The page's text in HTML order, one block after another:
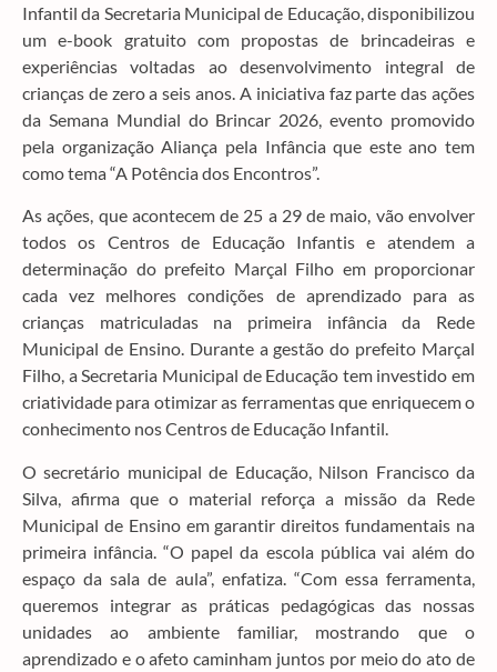
Infantil da Secretaria Municipal de Educação, disponibilizou
um e-book gratuito com propostas de brincadeiras e
experiências voltadas ao desenvolvimento integral de
crianças de zero a seis anos. A iniciativa faz parte das ações
da Semana Mundial do Brincar 2026, evento promovido
pela organização Aliança pela Infância que este ano tem
como tema “A Potência dos Encontros”.
As ações, que acontecem de 25 a 29 de maio, vão envolver
todos os Centros de Educação Infantis e atendem a
determinação do prefeito Marçal Filho em proporcionar
cada vez melhores condições de aprendizado para as
crianças matriculadas na primeira infância da Rede
Municipal de Ensino. Durante a gestão do prefeito Marçal
Filho, a Secretaria Municipal de Educação tem investido em
criatividade para otimizar as ferramentas que enriquecem o
conhecimento nos Centros de Educação Infantil.
O secretário municipal de Educação, Nilson Francisco da
Silva, afirma que o material reforça a missão da Rede
Municipal de Ensino em garantir direitos fundamentais na
primeira infância. “O papel da escola pública vai além do
espaço da sala de aula”, enfatiza. “Com essa ferramenta,
queremos integrar as práticas pedagógicas das nossas
unidades ao ambiente familiar, mostrando que o
aprendizado e o afeto caminham juntos por meio do ato de